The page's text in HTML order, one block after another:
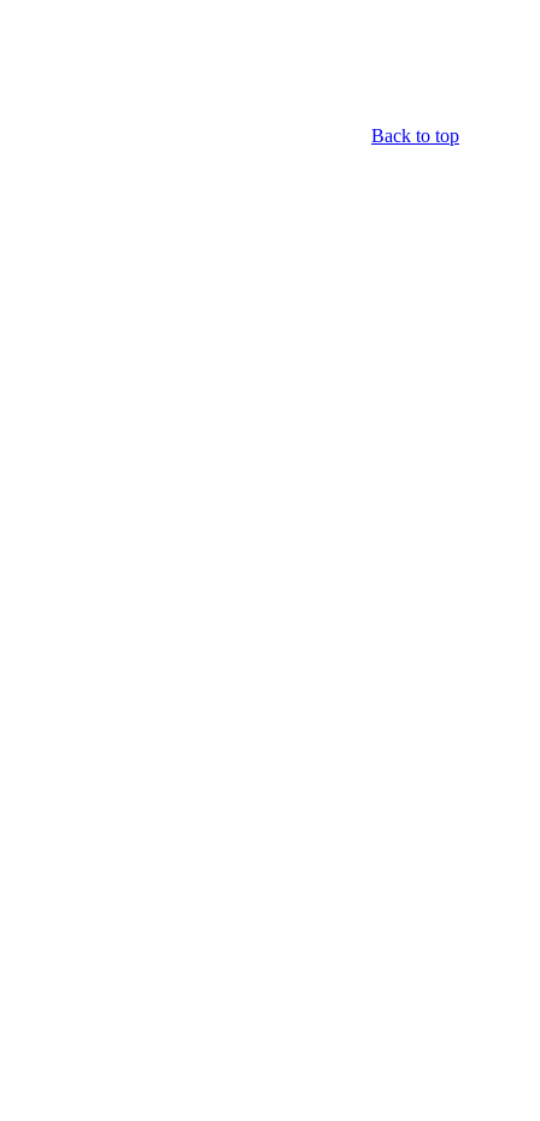
Back to top